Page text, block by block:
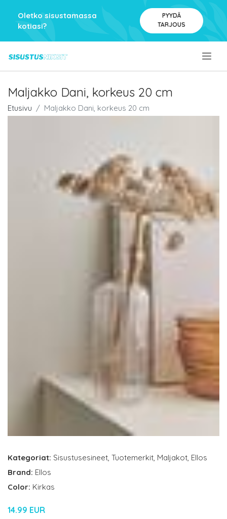
Oletko sisustamassa
kotiasi?
PYYDÄ
TARJOUS
Maljakko Dani, korkeus 20 cm
Etusivu Maljakko Dani, korkeus 20 cm
Kategoriat: Sisustusesineet, Tuotemerkit, Maljakot, Ellos
Brand: Ellos
Color: Kirkas
14.99 EUR